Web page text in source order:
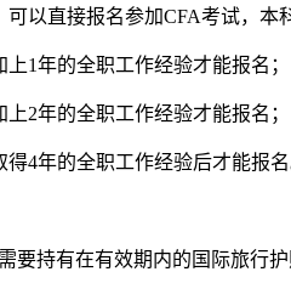
直接报名参加CFA考试，本
1年的全职工作经验才能报名；
2年的全职工作经验才能报名；
年的全职工作经验后才能报名
持有在有效期内的国际旅行